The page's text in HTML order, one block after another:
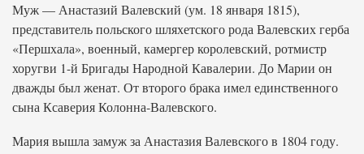
Муж — Анастазий Валевский (ум. 18 января 1815),
представитель польского шляхетского рода Валевских герба
«Першхала», военный, камергер королевский, ротмистр
хоругви 1-й Бригады Народной Кавалерии. До Марии он
дважды был женат. От второго брака имел единственного
сына Ксаверия Колонна-Валевского.
Мария вышла замуж за Анастазия Валевского в 1804 году.